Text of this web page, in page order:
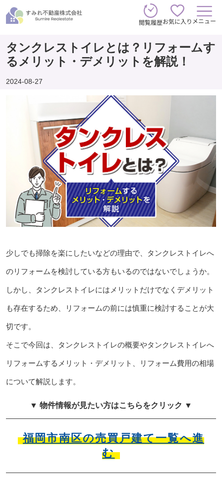
閲覧履歴お気に入り メニュー
タンクレストイレとは？リフォームす
るメリット・デメリットを解説！
2024-08-27
少しでも掃除を楽にしたいなどの理由で、タンクレストイレへ
のリフォームを検討している方もいるのではないでしょうか。
しかし、タンクレストイレにはメリットだけでなくデメリット
も存在するため、リフォームの前には慎重に検討することが大
切です。
そこで今回は、タンクレストイレの概要やタンクレストイレへ
リフォームするメリット・デメリット、リフォーム費用の相場
について解説します。
▼ 物件情報が見たい方はこちらをクリック ▼
福岡市南区の売買戸建て一覧へ進
む